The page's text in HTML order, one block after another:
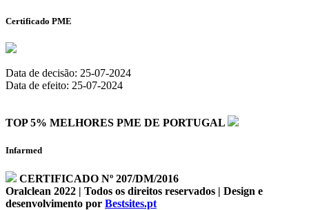
Certificado PME
Data de decisão: 25-07-2024
Data de efeito: 25-07-2024
TOP 5% MELHORES PME DE PORTUGAL
Infarmed
CERTIFICADO Nº 207/DM/2016
Oralclean 2022 | Todos os direitos reservados | Design e
desenvolvimento por Bestsites.pt